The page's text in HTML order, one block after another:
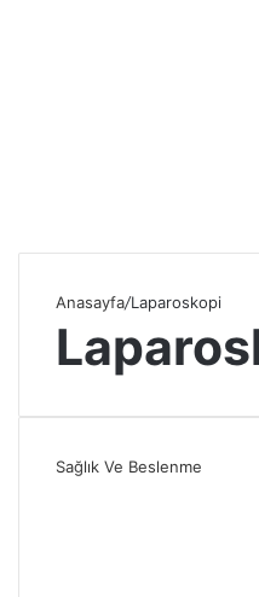
Anasayfa/Laparoskopi
Sağlık Ve Beslenme